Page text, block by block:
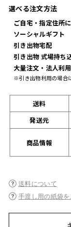
選べる注文方法
ご自宅・指定住所
ソーシャルギフト
引き出物宅配
引き出物 式場持ち
大量注文・法人利用
※引き出物利用の場合
送料
発送元
商品情報
送料について
手渡し用の紙袋